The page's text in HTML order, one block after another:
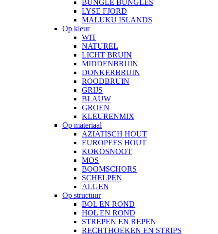
BUNGLE BUNGLES
LYSE FJORD
MALUKU ISLANDS
Op kleur
WIT
NATUREL
LICHT BRUIN
MIDDENBRUIN
DONKERBRUIN
ROODBRUIN
GRIJS
BLAUW
GROEN
KLEURENMIX
Op materiaal
AZIATISCH HOUT
EUROPEES HOUT
KOKOSNOOT
MOS
BOOMSCHORS
SCHELPEN
ALGEN
Op structuur
BOL EN ROND
HOL EN ROND
STREPEN EN REPEN
RECHTHOEKEN EN STRIPS